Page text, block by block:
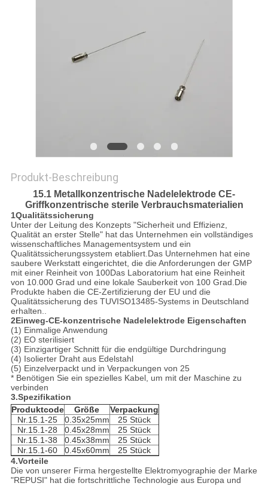
Produkt-Beschreibung
15.1 Metallkonzentrische Nadelelektrode CE-
Griffkonzentrische sterile Verbrauchsmaterialien
1Qualitätssicherung
Unter der Leitung des Konzepts "Sicherheit und Effizienz,
Qualität an erster Stelle" hat das Unternehmen ein vollständiges
wissenschaftliches Managementsystem und ein
Qualitätssicherungssystem etabliert.Das Unternehmen hat eine
saubere Werkstatt eingerichtet, die die Anforderungen der GMP
mit einer Reinheit von 100Das Laboratorium hat eine Reinheit
von 10.000 Grad und eine lokale Sauberkeit von 100 Grad.Die
Produkte haben die CE-Zertifizierung der EU und die
Qualitätssicherung des TUVISO13485-Systems in Deutschland
erhalten..
2Einweg-CE-konzentrische Nadelelektrode Eigenschaften
(1) Einmalige Anwendung
(2) EO sterilisiert
(3) Einzigartiger Schnitt für die endgültige Durchdringung
(4) Isolierter Draht aus Edelstahl
(5) Einzelverpackt und in Verpackungen von 25
* Benötigen Sie ein spezielles Kabel, um mit der Maschine zu
verbinden
3.Spezifikation
Produktcode
Größe
Verpackung
Nr.15.1-25
0.35x25mm
25 Stück
Nr.15.1-28
0.45x28mm
25 Stück
Nr.15.1-38
0.45x38mm
25 Stück
Nr.15.1-60
0.45x60mm
25 Stück
4.Vorteile
Die von unserer Firma hergestellte Elektromyographie der Marke
"REPUSI" hat die fortschrittliche Technologie aus Europa und